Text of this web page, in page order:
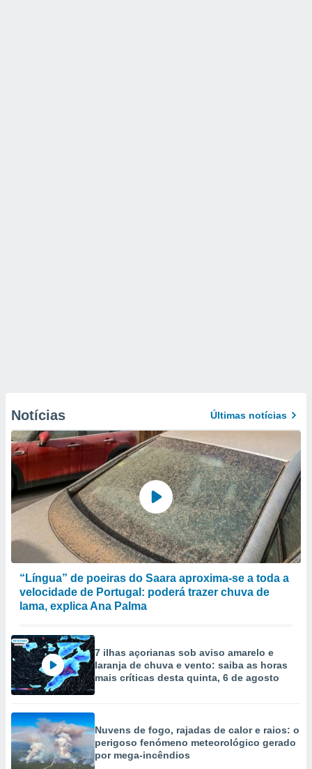
Notícias Últimas notícias
“Língua” de poeiras do Saara aproxima-se a toda a
velocidade de Portugal: poderá trazer chuva de
lama, explica Ana Palma
7 ilhas açorianas sob aviso amarelo e
laranja de chuva e vento: saiba as horas
mais críticas desta quinta, 6 de agosto
Nuvens de fogo, rajadas de calor e raios: o
perigoso fenómeno meteorológico gerado
por mega-incêndios